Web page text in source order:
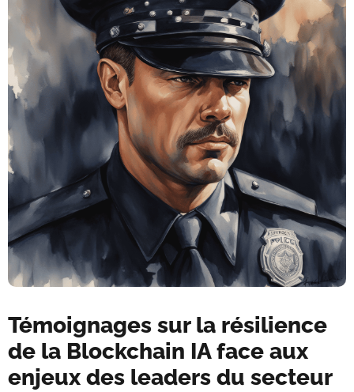
Témoignages sur la résilience
de la Blockchain IA face aux
enjeux des leaders du secteur